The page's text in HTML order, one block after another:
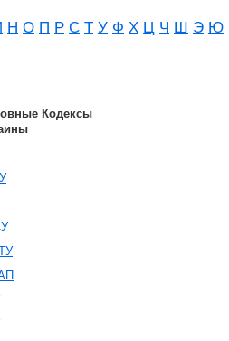
Н О П Р С Т У Ф Х Ц Ч Ш Э Ю
Кодексы